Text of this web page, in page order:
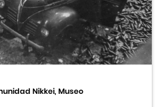
Nikkei, Museo